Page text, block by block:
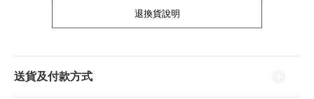
退換貨說明
送貨及付款方式